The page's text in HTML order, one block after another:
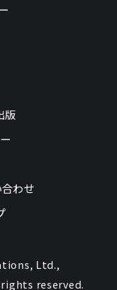
版
わせ
Ltd.,
reserved.